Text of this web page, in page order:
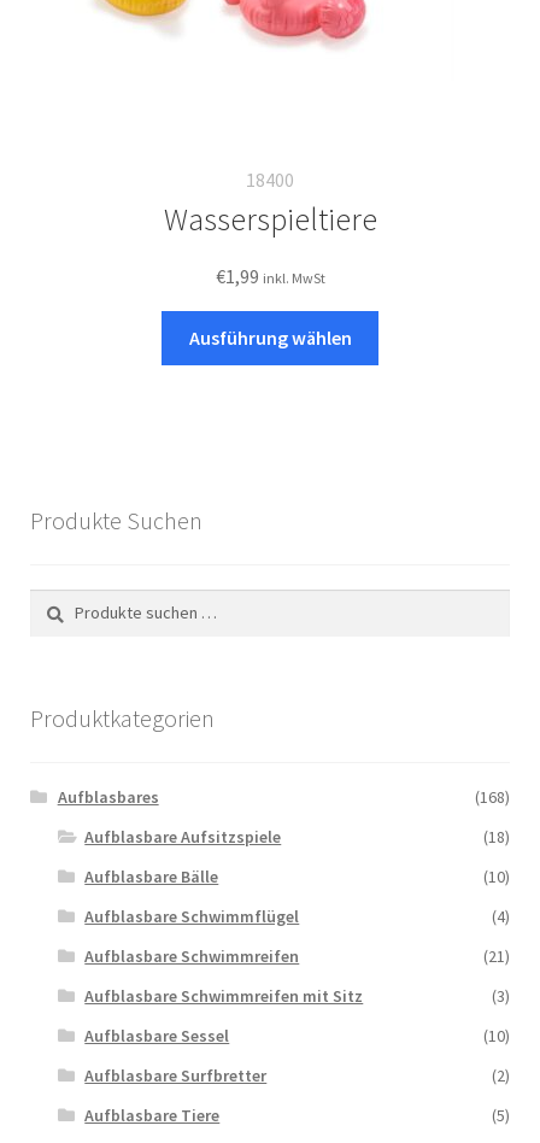
18400
Wasserspieltiere
€1,99 inkl. MwSt
Ausführung wählen
auf
Produkte Suchen
nach:
Produktkategorien
Aufblasbares
(168)
Aufblasbare Aufsitzspiele
(18)
Aufblasbare Bälle
(10)
Aufblasbare Schwimmflügel
(4)
Aufblasbare Schwimmreifen
(21)
Aufblasbare Schwimmreifen mit Sitz
(3)
Aufblasbare Sessel
(10)
Aufblasbare Surfbretter
(2)
Aufblasbare Tiere
(5)